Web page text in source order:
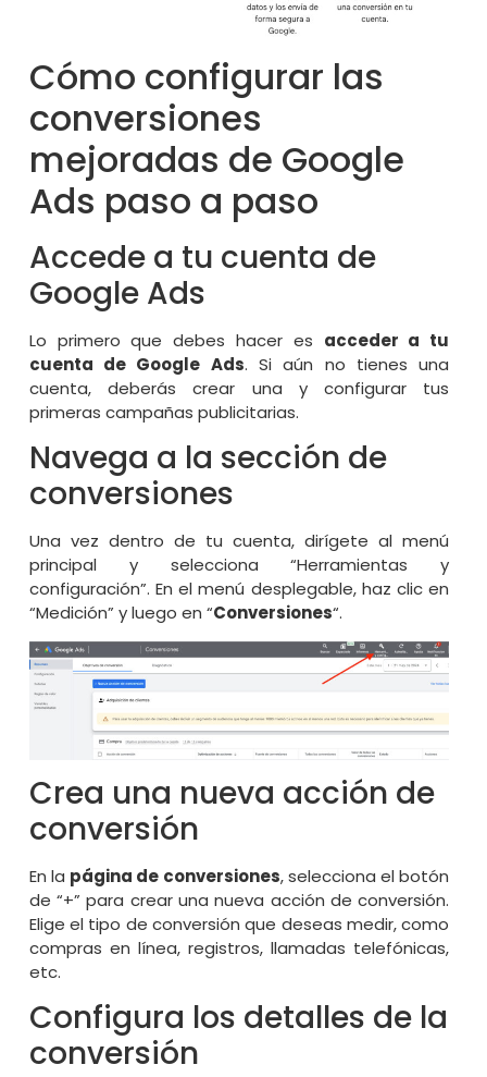
Cómo configurar las
conversiones
mejoradas de Google
Ads paso a paso
Accede a tu cuenta de
Google Ads
Lo primero que debes hacer es acceder a tu
cuenta de Google Ads. Si aún no tienes una
cuenta, deberás crear una y configurar tus
primeras campañas publicitarias.
Navega a la sección de
conversiones
Una vez dentro de tu cuenta, dirígete al menú
principal y selecciona “Herramientas y
configuración”. En el menú desplegable, haz clic en
“Medición” y luego en “Conversiones“.
Crea una nueva acción de
conversión
En la página de conversiones, selecciona el botón
de “+” para crear una nueva acción de conversión.
Elige el tipo de conversión que deseas medir, como
compras en línea, registros, llamadas telefónicas,
etc.
Configura los detalles de la
conversión